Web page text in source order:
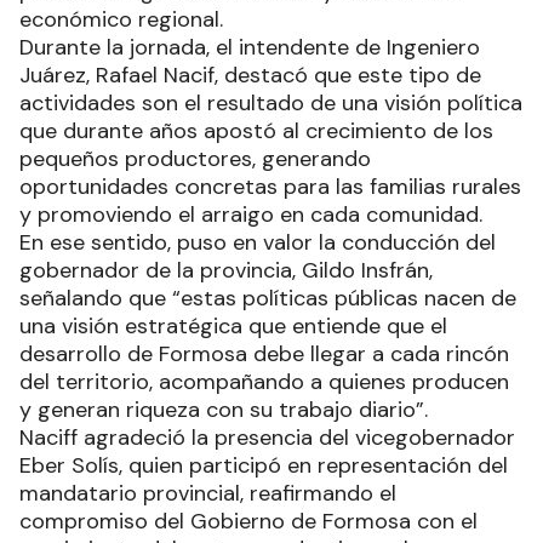
económico regional.
Durante la jornada, el intendente de Ingeniero
Juárez, Rafael Nacif, destacó que este tipo de
actividades son el resultado de una visión política
que durante años apostó al crecimiento de los
pequeños productores, generando
oportunidades concretas para las familias rurales
y promoviendo el arraigo en cada comunidad.
En ese sentido, puso en valor la conducción del
gobernador de la provincia, Gildo Insfrán,
señalando que “estas políticas públicas nacen de
una visión estratégica que entiende que el
desarrollo de Formosa debe llegar a cada rincón
del territorio, acompañando a quienes producen
y generan riqueza con su trabajo diario”.
Naciff agradeció la presencia del vicegobernador
Eber Solís, quien participó en representación del
mandatario provincial, reafirmando el
compromiso del Gobierno de Formosa con el